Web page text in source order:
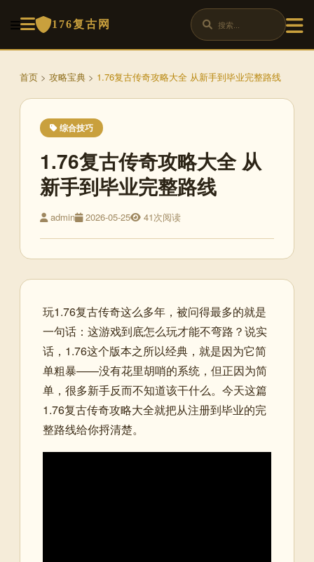
176复古网
首页 > 攻略宝典 > 1.76复古传奇攻略大全 从新手到毕业完整路线
综合技巧
1.76复古传奇攻略大全 从
新手到毕业完整路线
admin 2026-05-25 41次阅读
玩1.76复古传奇这么多年，被问得最多的就是
一句话：这游戏到底怎么玩才能不弯路？说实
话，1.76这个版本之所以经典，就是因为它简
单粗暴——没有花里胡哨的系统，但正因为简
单，很多新手反而不知道该干什么。今天这篇
1.76复古传奇攻略大全就把从注册到毕业的完
整路线给你捋清楚。